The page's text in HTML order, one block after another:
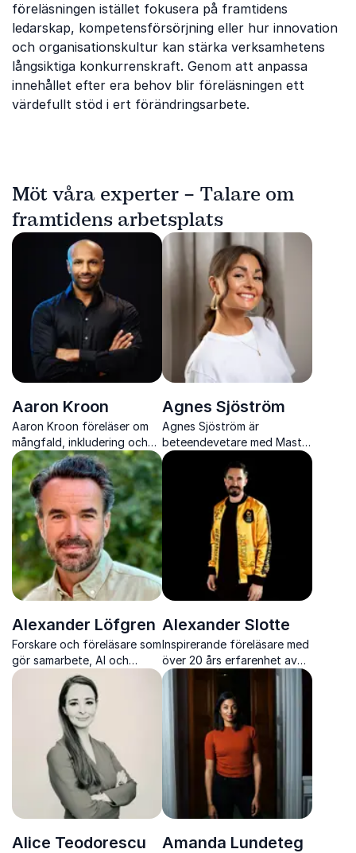
föreläsningen istället fokusera på framtidens
ledarskap, kompetensförsörjning eller hur innovation
och organisationskultur kan stärka verksamhetens
långsiktiga konkurrenskraft. Genom att anpassa
innehållet efter era behov blir föreläsningen ett
värdefullt stöd i ert förändringsarbete.
Möt våra experter – Talare om
framtidens arbetsplats
Aaron Kroon
Aaron Kroon föreläser om
mångfald, inkludering och
förändringsarbete med
skärpa, mod och personliga
insikter.
Agnes Sjöström
Agnes Sjöström är
beteendevetare med Master
i ledarskaps- och
organisationspsykologi. I tre
år har hon drivit Sveriges
största psykologipodd:
Lyckopodden.
Alexander Löfgren
Forskare och föreläsare som
gör samarbete, AI och
kollektiv intelligens konkret,
användbart och relevant i
vardagens arbete.
Alexander Slotte
Inspirerande föreläsare med
över 20 års erfarenhet av
försäljning, service och
referensbaserade affärer
som skapar resultat genom
Alice Teodorescu
Amanda Lundeteg